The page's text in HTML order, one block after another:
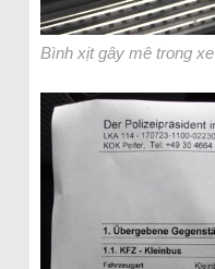
Bình xịt gây mê trong xe